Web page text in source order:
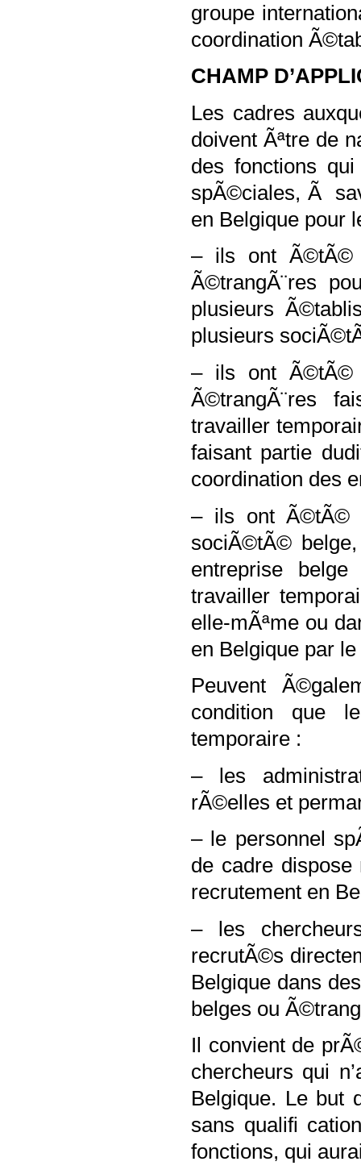
groupe
coordination
CHAMP
Les cadres
doivent Ãªtre de
des fonctions
spÃ©ciales, Ã
en Belgique pour
– ils ont Ã©tÃ©
Ã©trangÃ¨res
plusieurs
plusieurs
– ils ont Ã©tÃ©
Ã©trangÃ¨res
travailler
faisant partie
coordination des
– ils ont Ã©tÃ©
sociÃ©tÃ©
entreprise
travailler
elle-mÃªme ou
en Belgique par
Peuvent
condition que
temporaire :
– les
rÃ©elles et
– le personnel
de cadre dispose
recrutement en
– les
recrutÃ©s
Belgique dans
belges ou
Il convient de
chercheurs qui
Belgique. Le but
sans qualifi
fonctions, qui